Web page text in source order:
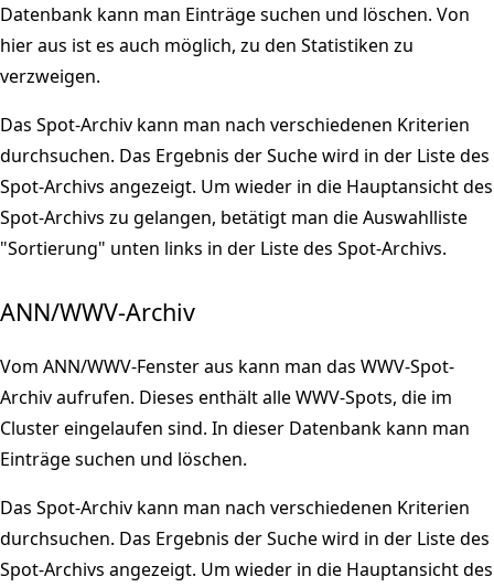
Datenbank kann man Einträge suchen und löschen. Von
hier aus ist es auch möglich, zu den Statistiken zu
verzweigen.
Das Spot-Archiv kann man nach verschiedenen Kriterien
durchsuchen. Das Ergebnis der Suche wird in der Liste des
Spot-Archivs angezeigt. Um wieder in die Hauptansicht des
Spot-Archivs zu gelangen, betätigt man die Auswahlliste
"Sortierung" unten links in der Liste des Spot-Archivs.
ANN/WWV-Archiv
Vom ANN/WWV-Fenster aus kann man das WWV-Spot-
Archiv aufrufen. Dieses enthält alle WWV-Spots, die im
Cluster eingelaufen sind. In dieser Datenbank kann man
Einträge suchen und löschen.
Das Spot-Archiv kann man nach verschiedenen Kriterien
durchsuchen. Das Ergebnis der Suche wird in der Liste des
Spot-Archivs angezeigt. Um wieder in die Hauptansicht des